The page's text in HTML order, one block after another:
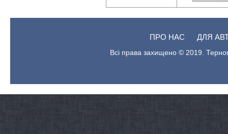
ПРО НАС ДЛЯ
Всі права захищено © 2019.